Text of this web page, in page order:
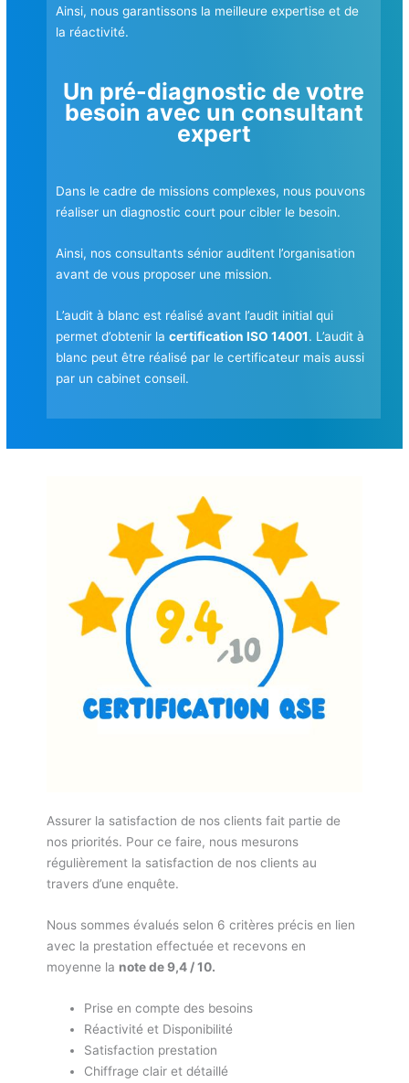
Ainsi, nous garantissons la meilleure expertise et de
la réactivité.
Un pré-diagnostic de votre
besoin avec un consultant
expert
Dans le cadre de missions complexes, nous pouvons
réaliser un diagnostic court pour cibler le besoin.
Ainsi, nos consultants sénior auditent l’organisation
avant de vous proposer une mission.
L’audit à blanc est réalisé avant l’audit initial qui
permet d’obtenir lacertification ISO 14001. L’audit à
blanc peut être réalisé par le certificateur mais aussi
par un cabinet conseil.
Assurer la satisfaction de nos clients fait partie de
nos priorités. Pour ce faire, nous mesurons
régulièrement la satisfaction de nos clients au
travers d’une enquête.
Nous sommes évalués selon 6 critères précis en lien
avec la prestation effectuée et recevons en
moyenne la note de 9,4 / 10.
Prise en compte des besoins
Réactivité et Disponibilité
Satisfaction prestation
Chiffrage clair et détaillé